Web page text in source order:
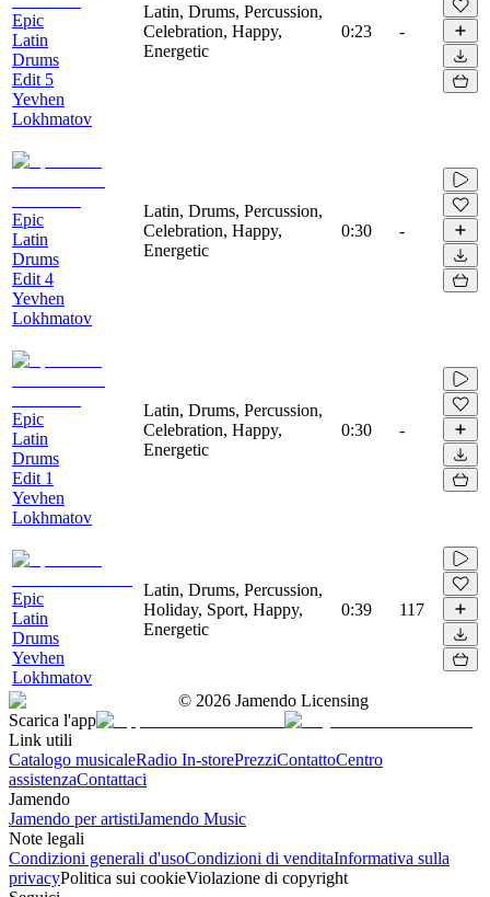
Epic
Latin
Drums
Edit 5
Yevhen
Lokhmatov
Latin, Drums, Percussion,
Celebration, Happy,
Energetic
0:23 -
Epic
Latin
Drums
Edit 4
Yevhen
Lokhmatov
Latin, Drums, Percussion,
Celebration, Happy,
Energetic
0:30 -
Epic
Latin
Drums
Edit 1
Yevhen
Lokhmatov
Latin, Drums, Percussion,
Celebration, Happy,
Energetic
0:30 -
Epic
Latin
Drums
Yevhen
Lokhmatov
Latin, Drums, Percussion,
Holiday, Sport, Happy,
Energetic
0:39 117
© 2026 Jamendo Licensing
Scarica l'app
Link utili
Catalogo musicaleRadio In-storePrezziContattoCentro
assistenzaContattaci
Jamendo
Jamendo per artistiJamendo Music
Note legali
Condizioni generali d'usoCondizioni di venditaInformativa sulla
privacyPolitica sui cookieViolazione di copyright